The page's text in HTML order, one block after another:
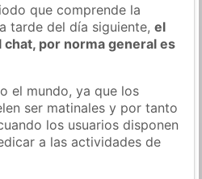
que comprende la
tarde del día siguiente,el
por norma general es
el mundo, ya que los
ser matinales y por tanto
los usuarios disponen
a las actividades de